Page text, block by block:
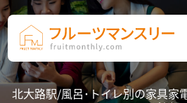
北大路駅/風呂･トイレ別の家具家